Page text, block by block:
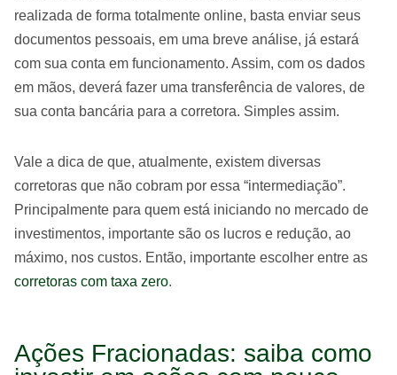
realizada de forma totalmente online, basta enviar seus
documentos pessoais, em uma breve análise, já estará
com sua conta em funcionamento. Assim, com os dados
em mãos, deverá fazer uma transferência de valores, de
sua conta bancária para a corretora. Simples assim.
Vale a dica de que, atualmente, existem diversas
corretoras que não cobram por essa “intermediação”.
Principalmente para quem está iniciando no mercado de
investimentos, importante são os lucros e redução, ao
máximo, nos custos. Então, importante escolher entre as
corretoras com taxa zero.
Ações Fracionadas: saiba como